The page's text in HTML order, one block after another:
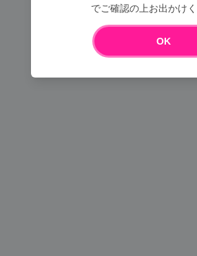
でご確認の上お出かけく
OK